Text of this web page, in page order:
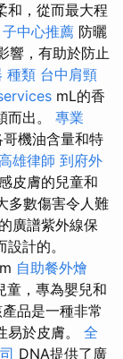
和，從而最大程
子中心推薦 防曬
響，有助於防止
種類 台中肩頸
mL的香
而出。 專業
機油含量和特
雄律師 到府外
皮膚的兒童和
多數傷害令人難
廣譜紫外線保
計的。
自助餐外燴
童，專為嬰兒和
品是一種非常
易於皮膚。 全
DNA提供了廣